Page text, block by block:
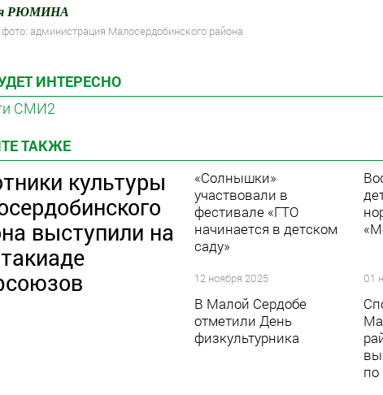
РЮМИНА
администрация Малосердобинского района
ИНТЕРЕСНО
СМИ2
ТАКЖЕ
культуры
выступили на
«Солнышки»
участвовали в
фестивале «ГТО
начинается в детском
саду»
12 ноября 2025 01
В Малой Сердобе
отметили День
физкультурника
по